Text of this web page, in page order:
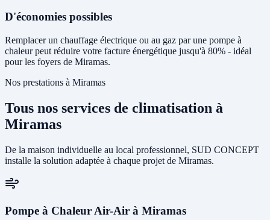
D'économies possibles
Remplacer un chauffage électrique ou au gaz par une pompe à
chaleur peut réduire votre facture énergétique jusqu'à 80% - idéal
pour les foyers de Miramas.
Nos prestations à Miramas
Tous nos services de climatisation à
Miramas
De la maison individuelle au local professionnel, SUD CONCEPT
installe la solution adaptée à chaque projet de Miramas.
Pompe à Chaleur Air-Air à Miramas